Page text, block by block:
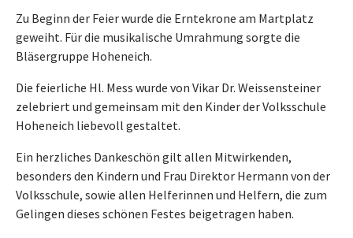
Zu Beginn der Feier wurde die Erntekrone am Martplatz
geweiht. Für die musikalische Umrahmung sorgte die
Bläsergruppe Hoheneich.
Die feierliche Hl. Mess wurde von Vikar Dr. Weissensteiner
zelebriert und gemeinsam mit den Kinder der Volksschule
Hoheneich liebevoll gestaltet.
Ein herzliches Dankeschön gilt allen Mitwirkenden,
besonders den Kindern und Frau Direktor Hermann von der
Volksschule, sowie allen Helferinnen und Helfern, die zum
Gelingen dieses schönen Festes beigetragen haben.